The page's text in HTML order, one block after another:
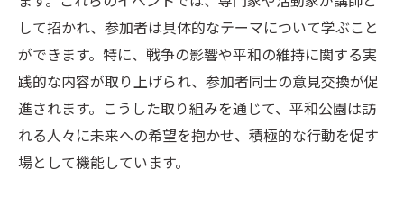
して招かれ、参加者は具体的なテーマについて学ぶこと
ができます。特に、戦争の影響や平和の維持に関する実
践的な内容が取り上げられ、参加者同士の意見交換が促
進されます。こうした取り組みを通じて、平和公園は訪
れる人々に未来への希望を抱かせ、積極的な行動を促す
場として機能しています。